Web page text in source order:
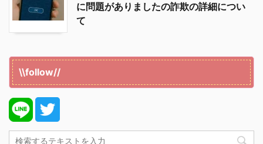
に問題がありましたの詐欺の詳細につい
て
\\follow//